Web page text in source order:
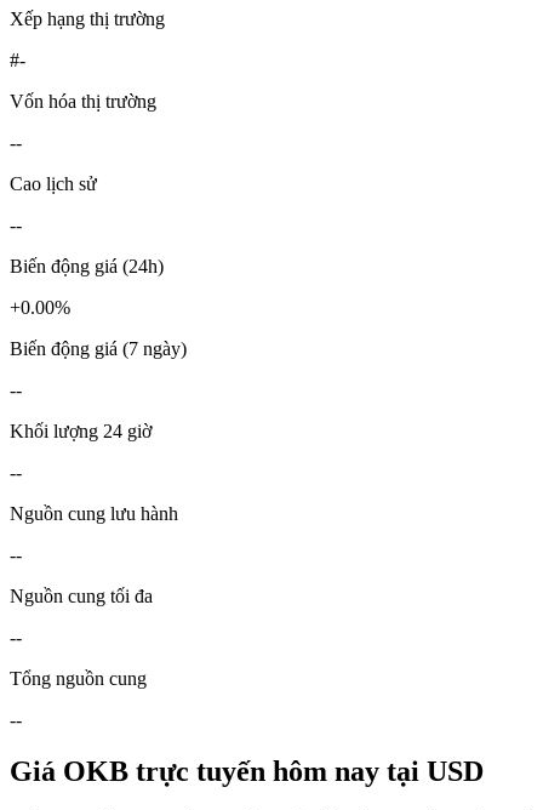
Xếp hạng thị trường
#-
Vốn hóa thị trường
--
Cao lịch sử
--
Biến động giá (24h)
+0.00%
Biến động giá (7 ngày)
--
Khối lượng 24 giờ
--
Nguồn cung lưu hành
--
Nguồn cung tối đa
--
Tổng nguồn cung
--
Giá OKB trực tuyến hôm nay tại USD